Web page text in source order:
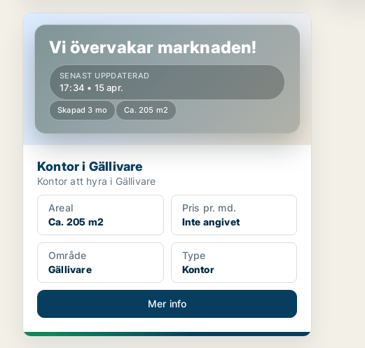
Kontor i Gällivare
Vi övervakar marknaden!
SENAST UPPDATERAD
17:34 • 15 apr.
Skapad 3 mo Ca. 205 m2
Kontor i Gällivare
Kontor att hyra i Gällivare
Areal
Ca. 205 m2
Pris pr. md.
Inte angivet
Område
Gällivare
Type
Kontor
Mer info